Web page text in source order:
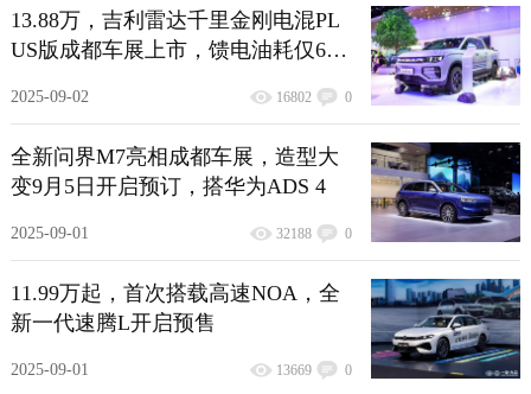
13.88万，吉利雷达千里金刚电混PL
US版成都车展上市，馈电油耗仅6.4
2025-09-02 16802 0
全新问界M7亮相成都车展，造型大
变9月5日开启预订，搭华为ADS 4
2025-09-01 32188 0
11.99万起，首次搭载高速NOA，全
新一代速腾L开启预售
2025-09-01 13669 0